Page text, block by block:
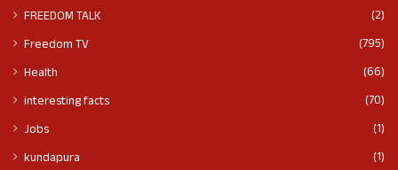
FREEDOM TALK
(2)
Freedom TV
(795)
Health
(66)
interesting facts
(70)
Jobs
(1)
kundapura
(1)